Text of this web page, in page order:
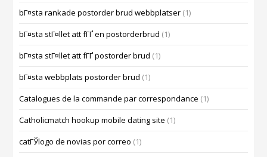
bГ¤sta rankade postorder brud webbplatser (1)
bГ¤sta stГ¤llet att fГҐ en postorderbrud (1)
bГ¤sta stГ¤llet att fГҐ postorder brud (1)
bГ¤sta webbplats postorder brud (1)
Catalogues de la commande par correspondance (1)
Catholicmatch hookup mobile dating site (1)
catГЎlogo de novias por correo (1)